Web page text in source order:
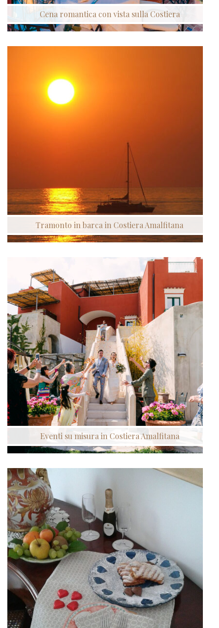
Cena romantica con vista sulla Costiera
Tramonto in barca in Costiera Amalfitana
Eventi su misura in Costiera Amalfitana